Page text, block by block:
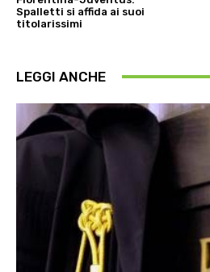
Spalletti si affida ai suoi
titolarissimi
LEGGI ANCHE